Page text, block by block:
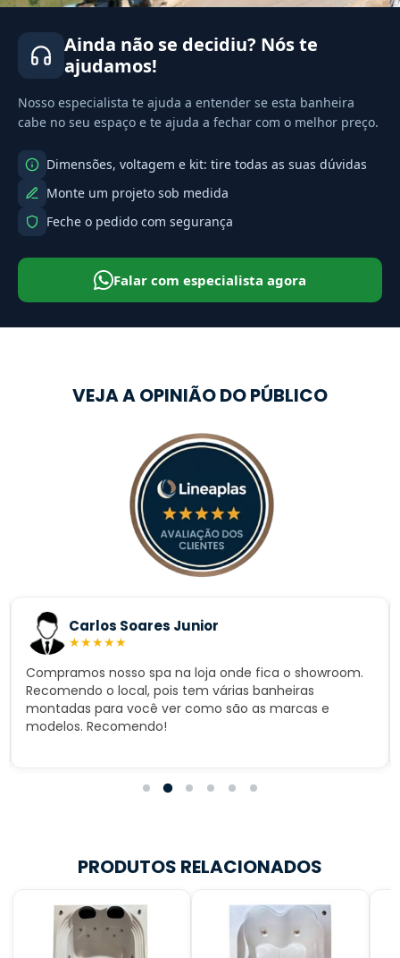
Ainda não se decidiu? Nós te
ajudamos!
Nosso especialista te ajuda a entender se esta banheira
cabe no seu espaço e te ajuda a fechar com o melhor preço.
Dimensões, voltagem e kit: tire todas as suas dúvidas
Monte um projeto sob medida
Feche o pedido com segurança
Falar com especialista agora
VEJA A OPINIÃO DO PÚBLICO
Carlos Soares Junior
★★★★★
Compramos nosso spa na loja onde fica o showroom.
Recomendo o local, pois tem várias banheiras
montadas para você ver como são as marcas e
modelos. Recomendo!
PRODUTOS RELACIONADOS